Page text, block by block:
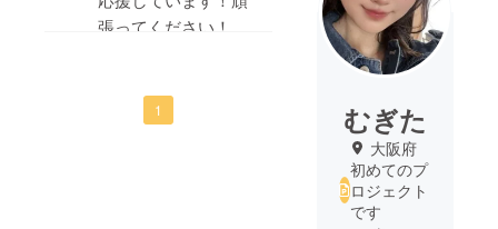
張ってください！
1 むぎた
大阪府
初めてのプ
ロジェクト
です